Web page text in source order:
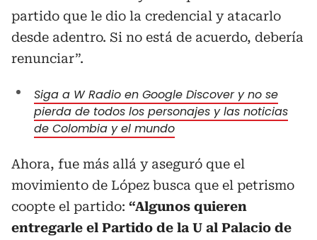
partido que le dio la credencial y atacarlo
desde adentro. Si no está de acuerdo, debería
renunciar”.
Siga a W Radio en Google Discover y no se
pierda de todos los personajes y las noticias
de Colombia y el mundo
Ahora, fue más allá y aseguró que el
movimiento de López busca que el petrismo
coopte el partido: “Algunos quieren
entregarle el Partido de la U al Palacio de